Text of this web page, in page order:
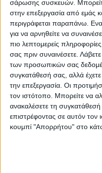
σάρωσης συσκευών. Μπορείτε
στην επεξεργασία από εμάς
περιγράφεται παραπάνω.
για να αρνηθείτε να
πιο λεπτομερείς πληροφορίες
σας πριν συναινέσετε.
των προσωπικών σας
συγκατάθεσή σας, αλλά
την επεξεργασία. Οι
τον ιστότοπο. Μπορείτε να
ανακαλέσετε τη
επιστρέφοντας σε αυτόν τον
κουμπί "Απορρήτου" στο
πρώτη εξάδα
Παρότι ο καλύτερός του
του έδωσε την πέμπτη
(bimota by Kawasaki
στο FP2 μέχρι τα
διαδικασίας, με
Lowes (bimota by
θέση, χάρη στο
δύο δέκατα πίσω από
τελευταίος αναβάτης
Bulega.